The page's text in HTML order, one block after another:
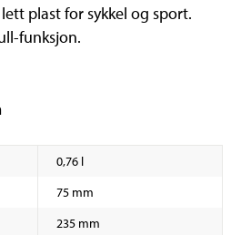
plast for sykkel og sport.
funksjon.
0,76 l
75 mm
235 mm